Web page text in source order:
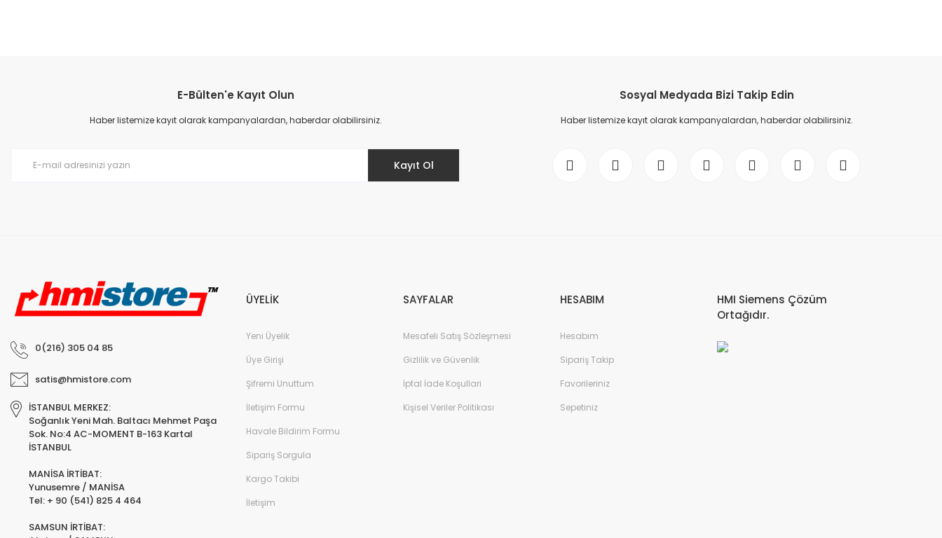
Ürün resmi kalitesiz, bozuk veya görüntülenemiyor.
Ürün açıklamasında eksik bilgiler bulunuyor.
E-Bülten'e Kayıt Olun
Haber listemize kayıt olarak kampanyalardan, haberdar olabilirsiniz.
Kayıt Ol
Sosyal Medyada Bizi Takip Edin
Haber listemize kayıt olarak kampanyalardan, haberdar olabilirsiniz.
0(216) 305 04 85
satis@hmistore.com
İSTANBUL MERKEZ:
Soğanlık Yeni Mah. Baltacı Mehmet Paşa
Sok. No:4 AC-MOMENT B-163 Kartal
İSTANBUL
MANİSA İRTİBAT:
Yunusemre / MANİSA
Tel: + 90 (541) 825 4 464
SAMSUN İRTİBAT:
ÜYELİK
Yeni Üyelik
Üye Girişi
Şifremi Unuttum
İletişim Formu
Havale Bildirim Formu
Sipariş Sorgula
Kargo Takibi
İletişim
SAYFALAR
Mesafeli Satış Sözleşmesi
Gizlilik ve Güvenlik
İptal İade Koşullari
Kişisel Veriler Politikası
HESABIM
Hesabım
Sipariş Takip
Favorileriniz
Sepetiniz
HMI Siemens Çözüm
Ortağıdır.